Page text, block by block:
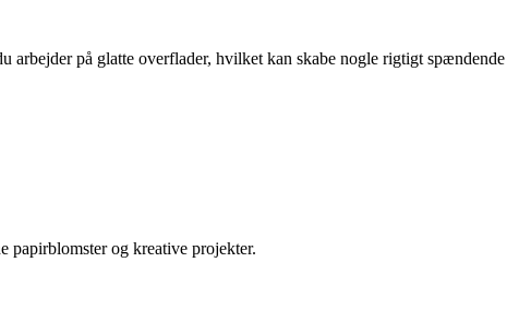
på glatte overflader, hvilket kan skabe nogle rigtigt spændende
papirblomster og kreative projekter.